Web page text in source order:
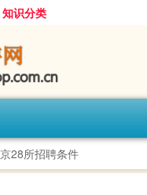
知识分类
28所招聘条件